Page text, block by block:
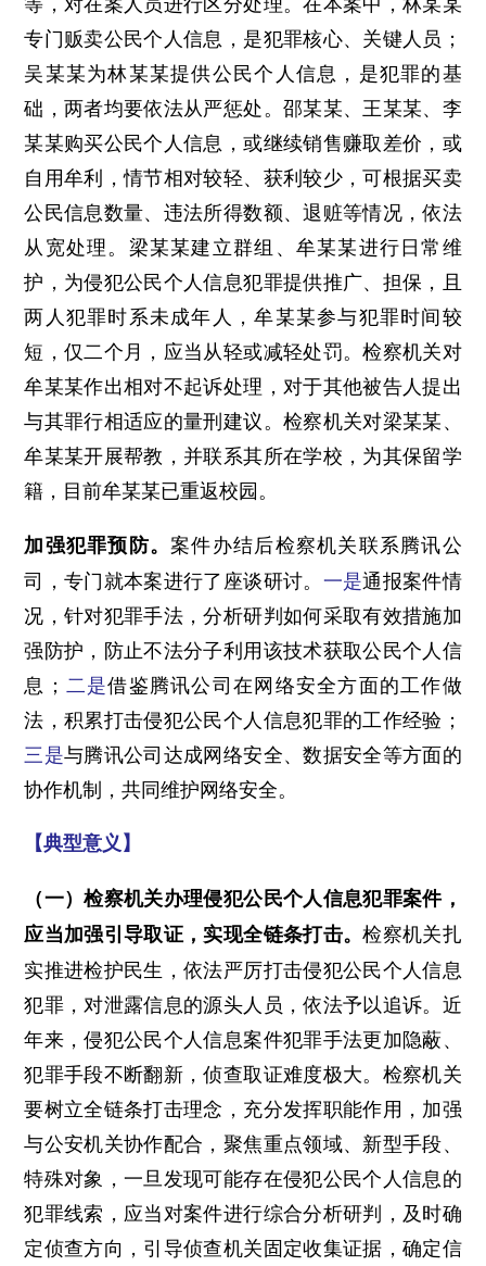
专门贩卖公民个人信息，是犯罪核心、关键人员；
吴某某为林某某提供公民个人信息，是犯罪的基
础，两者均要依法从严惩处。邵某某、王某某、李
某某购买公民个人信息，或继续销售赚取差价，或
自用牟利，情节相对较轻、获利较少，可根据买卖
公民信息数量、违法所得数额、退赃等情况，依法
从宽处理。梁某某建立群组、牟某某进行日常维
护，为侵犯公民个人信息犯罪提供推广、担保，且
两人犯罪时系未成年人，牟某某参与犯罪时间较
短，仅二个月，应当从轻或减轻处罚。检察机关对
牟某某作出相对不起诉处理，对于其他被告人提出
与其罪行相适应的量刑建议。检察机关对梁某某、
牟某某开展帮教，并联系其所在学校，为其保留学
籍，目前牟某某已重返校园。
加强犯罪预防。案件办结后检察机关联系腾讯公
司，专门就本案进行了座谈研讨。 一是通报案件情
况，针对犯罪手法，分析研判如何采取有效措施加
强防护，防止不法分子利用该技术获取公民个人信
息； 二是借鉴腾讯公司在网络安全方面的工作做
法，积累打击侵犯公民个人信息犯罪的工作经验；
三是与腾讯公司达成网络安全、数据安全等方面的
协作机制，共同维护网络安全。
【典型意义】
（一）检察机关办理侵犯公民个人信息犯罪案件，
应当加强引导取证，实现全链条打击。检察机关扎
实推进检护民生，依法严厉打击侵犯公民个人信息
犯罪，对泄露信息的源头人员，依法予以追诉。近
年来，侵犯公民个人信息案件犯罪手法更加隐蔽、
犯罪手段不断翻新，侦查取证难度极大。检察机关
要树立全链条打击理念，充分发挥职能作用，加强
与公安机关协作配合，聚焦重点领域、新型手段、
特殊对象，一旦发现可能存在侵犯公民个人信息的
犯罪线索，应当对案件进行综合分析研判，及时确
定侦查方向，引导侦查机关固定收集证据，确定信